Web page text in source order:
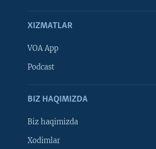
VOA
XIZMATLAR
VOA App
Podcast
BIZ HAQIMIZDA
Biz haqimizda
Xodimlar